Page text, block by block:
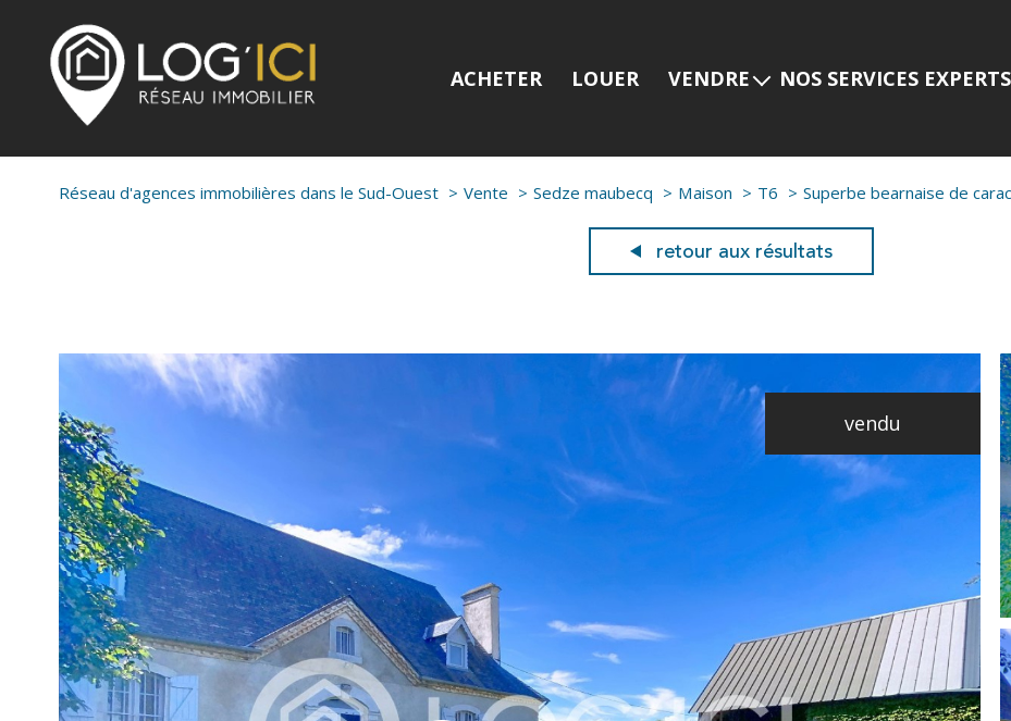
ACHETER LOUER VENDRE
Nos dernières ventes
NOS SERVICES EXPERTS
Viager
Réseau d'agences immobilières dans le Sud-Ouest Vente Sedze maubecq Maison T6 Superbe bearnaise de
retour aux résultats
vendu